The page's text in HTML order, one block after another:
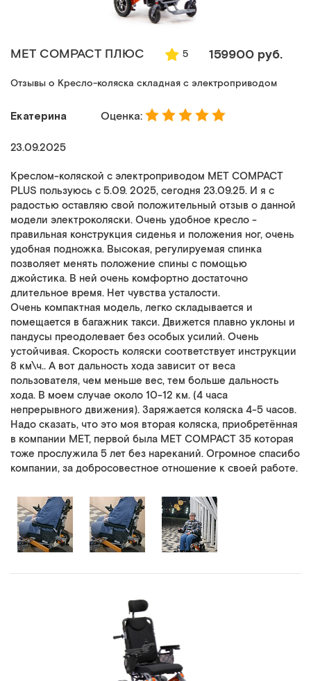
MET COMPACT ПЛЮС 5 159900 руб.
Отзывы о Кресло-коляска складная с электроприводом
Екатерина Оценка:
23.09.2025
Креслом-коляской с электроприводом MET COMPACT
PLUS пользуюсь с 5.09. 2025, сегодня 23.09.25. И я с
радостью оставляю свой положительный отзыв о данной
модели электроколяски. Очень удобное кресло -
правильная конструкция сиденья и положения ног, очень
удобная подножка. Высокая, регулируемая спинка
позволяет менять положение спины с помощью
джойстика. В ней очень комфортно достаточно
длительное время. Нет чувства усталости.
Очень компактная модель, легко складывается и
помещается в багажник такси. Движется плавно уклоны и
пандусы преодолевает без особых усилий. Очень
устойчивая. Скорость коляски соответствует инструкции
8 км\ч.. А вот дальность хода зависит от веса
пользователя, чем меньше вес, тем больше дальность
хода. В моем случае около 10-12 км. (4 часа
непрерывного движения). Заряжается коляска 4-5 часов.
Надо сказать, что это моя вторая коляска, приобретённая
в компании МЕТ, первой была MET COMPACT 35 которая
тоже прослужила 5 лет без нареканий. Огромное спасибо
компании, за добросовестное отношение к своей работе.